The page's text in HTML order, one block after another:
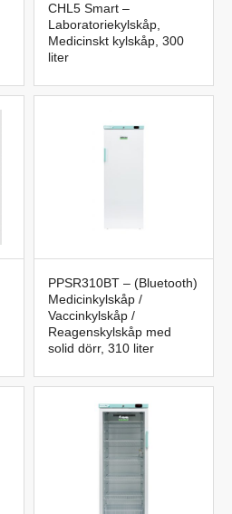
CHL5 Smart –
Laboratoriekylskåp,
Medicinskt kylskåp, 300
liter
PPSR310BT – (Bluetooth)
Medicinkylskåp /
Vaccinkylskåp /
Reagenskylskåp med
solid dörr, 310 liter